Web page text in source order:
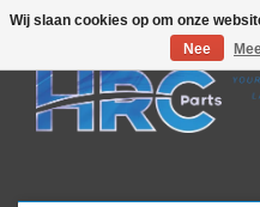
Wij slaan cookies op om onze
Nee